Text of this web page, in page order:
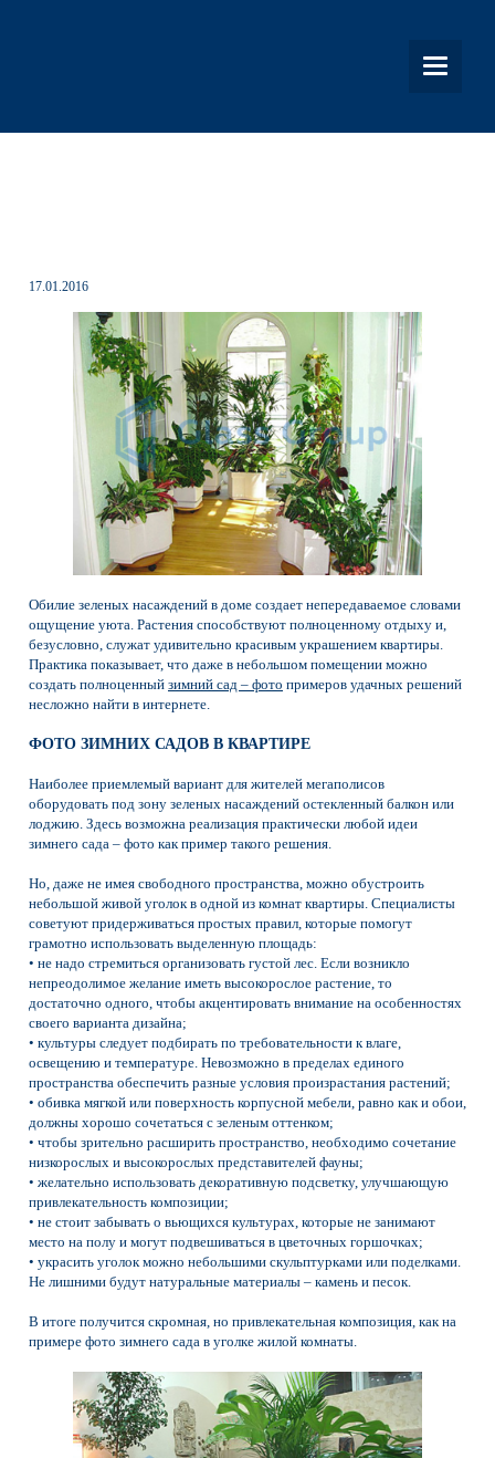
17.01.2016
Обилие зеленых насаждений в доме создает непередаваемое словами
ощущение уюта. Растения способствуют полноценному отдыху и,
безусловно, служат удивительно красивым украшением квартиры.
Практика показывает, что даже в небольшом помещении можно
создать полноценный зимний сад – фото примеров удачных решений
несложно найти в интернете.
ФОТО ЗИМНИХ САДОВ В КВАРТИРЕ
Наиболее приемлемый вариант для жителей мегаполисов
оборудовать под зону зеленых насаждений остекленный балкон или
лоджию. Здесь возможна реализация практически любой идеи
зимнего сада – фото как пример такого решения.
Но, даже не имея свободного пространства, можно обустроить
небольшой живой уголок в одной из комнат квартиры. Специалисты
советуют придерживаться простых правил, которые помогут
грамотно использовать выделенную площадь:
• не надо стремиться организовать густой лес. Если возникло
непреодолимое желание иметь высокорослое растение, то
достаточно одного, чтобы акцентировать внимание на особенностях
своего варианта дизайна;
• культуры следует подбирать по требовательности к влаге,
освещению и температуре. Невозможно в пределах единого
пространства обеспечить разные условия произрастания растений;
• обивка мягкой или поверхность корпусной мебели, равно как и обои,
должны хорошо сочетаться с зеленым оттенком;
• чтобы зрительно расширить пространство, необходимо сочетание
низкорослых и высокорослых представителей фауны;
• желательно использовать декоративную подсветку, улучшающую
привлекательность композиции;
• не стоит забывать о вьющихся культурах, которые не занимают
место на полу и могут подвешиваться в цветочных горшочках;
• украсить уголок можно небольшими скульптурками или поделками.
Не лишними будут натуральные материалы – камень и песок.
В итоге получится скромная, но привлекательная композиция, как на
примере фото зимнего сада в уголке жилой комнаты.